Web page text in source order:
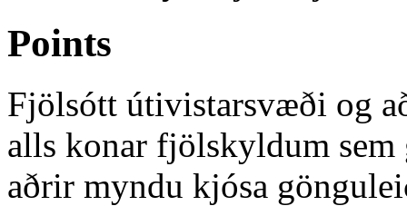
Points
Fjölsótt útivistarsvæði og
alls konar fjölskyldum
aðrir myndu kjósa